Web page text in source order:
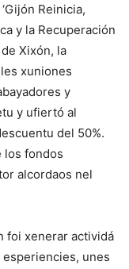
Reinicia,
y la Recuperación
Xixón, la
xuniones
y
y ufiertó al
del 50%.
los fondos
alcordaos nel
foi xenerar actividá
unes